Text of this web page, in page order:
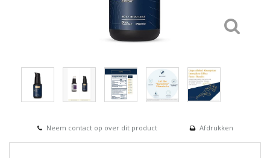
Neem contact op over dit product Afdrukken